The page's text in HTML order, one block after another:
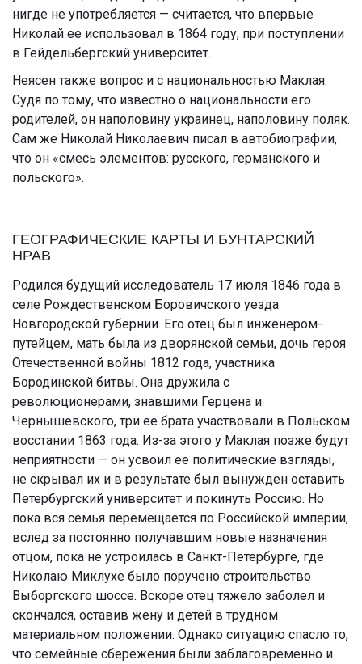
нигде не употребляется — считается, что впервые
Николай ее использовал в 1864 году, при поступлении
в Гейдельбергский университет.
Неясен также вопрос и с национальностью Маклая.
Судя по тому, что известно о национальности его
родителей, он наполовину украинец, наполовину поляк.
Сам же Николай Николаевич писал в автобиографии,
что он «смесь элементов: русского, германского и
польского».
ГЕОГРАФИЧЕСКИЕ КАРТЫ И БУНТАРСКИЙ
НРАВ
Родился будущий исследователь 17 июля 1846 года в
селе Рождественском Боровичского уезда
Новгородской губернии. Его отец был инженером-
путейцем, мать была из дворянской семьи, дочь героя
Отечественной войны 1812 года, участника
Бородинской битвы. Она дружила с
революционерами, знавшими Герцена и
Чернышевского, три ее брата участвовали в Польском
восстании 1863 года. Из-за этого у Маклая позже будут
неприятности — он усвоил ее политические взгляды,
не скрывал их и в результате был вынужден оставить
Петербургский университет и покинуть Россию. Но
пока вся семья перемещается по Российской империи,
вслед за постоянно получавшим новые назначения
отцом, пока не устроилась в Санкт-Петербурге, где
Николаю Миклухе было поручено строительство
Выборгского шоссе. Вскоре отец тяжело заболел и
скончался, оставив жену и детей в трудном
материальном положении. Однако ситуацию спасло то,
что семейные сбережения были заблаговременно и